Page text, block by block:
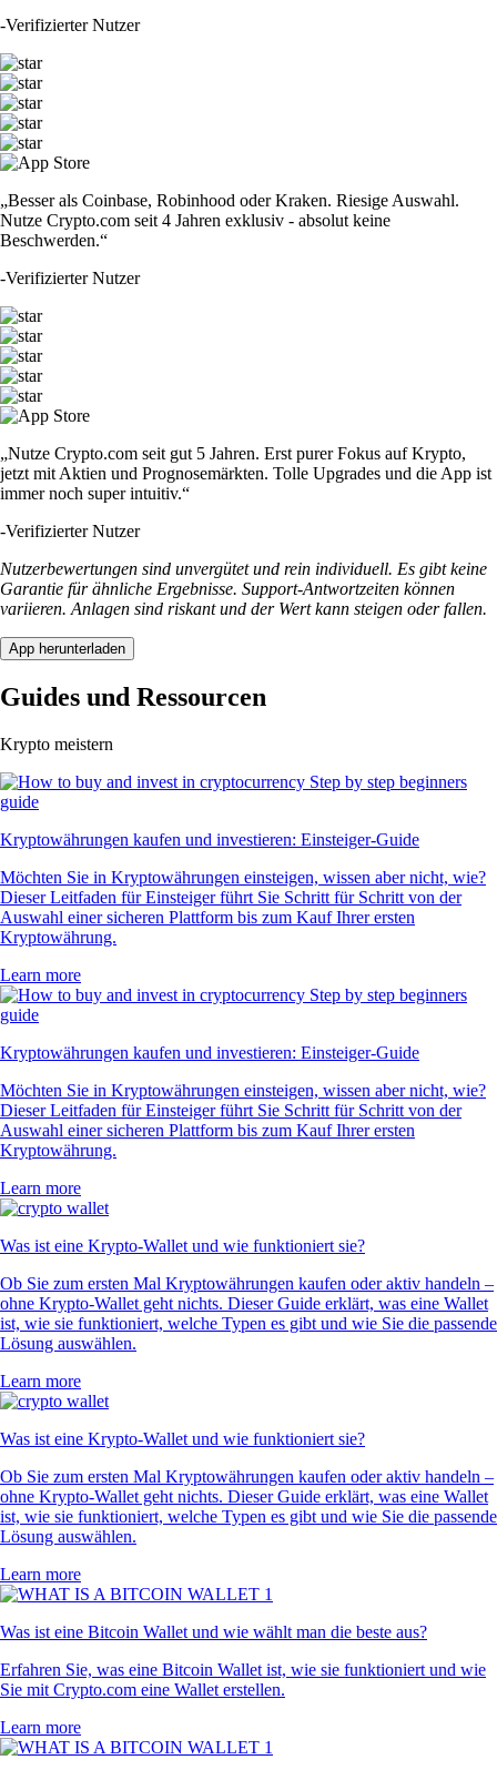
-Verifizierter Nutzer
„Besser als Coinbase, Robinhood oder Kraken. Riesige Auswahl.
Nutze Crypto.com seit 4 Jahren exklusiv - absolut keine
Beschwerden.“
-Verifizierter Nutzer
„Nutze Crypto.com seit gut 5 Jahren. Erst purer Fokus auf Krypto,
jetzt mit Aktien und Prognosemärkten. Tolle Upgrades und die App ist
immer noch super intuitiv.“
-Verifizierter Nutzer
Nutzerbewertungen sind unvergütet und rein individuell. Es gibt keine
Garantie für ähnliche Ergebnisse. Support-Antwortzeiten können
variieren. Anlagen sind riskant und der Wert kann steigen oder fallen.
App herunterladen
Guides und Ressourcen
Krypto meistern
Kryptowährungen kaufen und investieren: Einsteiger-Guide
Möchten Sie in Kryptowährungen einsteigen, wissen aber nicht, wie?
Dieser Leitfaden für Einsteiger führt Sie Schritt für Schritt von der
Auswahl einer sicheren Plattform bis zum Kauf Ihrer ersten
Kryptowährung.
Learn more
Kryptowährungen kaufen und investieren: Einsteiger-Guide
Möchten Sie in Kryptowährungen einsteigen, wissen aber nicht, wie?
Dieser Leitfaden für Einsteiger führt Sie Schritt für Schritt von der
Auswahl einer sicheren Plattform bis zum Kauf Ihrer ersten
Kryptowährung.
Learn more
Was ist eine Krypto-Wallet und wie funktioniert sie?
Ob Sie zum ersten Mal Kryptowährungen kaufen oder aktiv handeln –
ohne Krypto-Wallet geht nichts. Dieser Guide erklärt, was eine Wallet
ist, wie sie funktioniert, welche Typen es gibt und wie Sie die passende
Lösung auswählen.
Learn more
Was ist eine Krypto-Wallet und wie funktioniert sie?
Ob Sie zum ersten Mal Kryptowährungen kaufen oder aktiv handeln –
ohne Krypto-Wallet geht nichts. Dieser Guide erklärt, was eine Wallet
ist, wie sie funktioniert, welche Typen es gibt und wie Sie die passende
Lösung auswählen.
Learn more
Was ist eine Bitcoin Wallet und wie wählt man die beste aus?
Erfahren Sie, was eine Bitcoin Wallet ist, wie sie funktioniert und wie
Sie mit Crypto.com eine Wallet erstellen.
Learn more